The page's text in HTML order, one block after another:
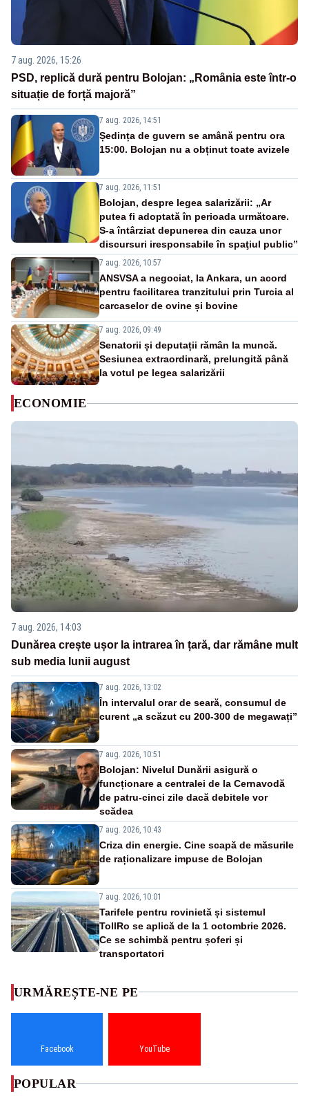
7 aug. 2026, 15:26
PSD, replică dură pentru Bolojan: „România este într-o
situație de forță majoră”
7 aug. 2026, 14:51
Ședința de guvern se amână pentru ora
15:00. Bolojan nu a obținut toate avizele
7 aug. 2026, 11:51
Bolojan, despre legea salarizării: „Ar
putea fi adoptată în perioada următoare.
S-a întârziat depunerea din cauza unor
discursuri iresponsabile în spaţiul public”
7 aug. 2026, 10:57
ANSVSA a negociat, la Ankara, un acord
pentru facilitarea tranzitului prin Turcia al
carcaselor de ovine și bovine
7 aug. 2026, 09:49
Senatorii și deputații rămân la muncă.
Sesiunea extraordinară, prelungită până
la votul pe legea salarizării
ECONOMIE
7 aug. 2026, 14:03
Dunărea crește ușor la intrarea în țară, dar rămâne mult
sub media lunii august
7 aug. 2026, 13:02
În intervalul orar de seară, consumul de
curent „a scăzut cu 200-300 de megawați”
7 aug. 2026, 10:51
Bolojan: Nivelul Dunării asigură o
funcționare a centralei de la Cernavodă
de patru-cinci zile dacă debitele vor
scădea
7 aug. 2026, 10:43
Criza din energie. Cine scapă de măsurile
de raționalizare impuse de Bolojan
7 aug. 2026, 10:01
Tarifele pentru rovinietă și sistemul
TollRo se aplică de la 1 octombrie 2026.
Ce se schimbă pentru șoferi și
transportatori
URMĂREȘTE-NE PE
Facebook YouTube
POPULAR